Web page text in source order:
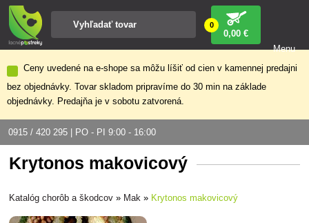
Ceny uvedené na e-shope sa môžu líšiť od cien v kamennej predajni
bez objednávky. Tovar skladom pripravíme do 30 min na základe
objednávky. Predajňa je v sobotu zatvorená.
0915 / 420 295 | PO - PI 9:00 - 16:00
0
0,00 €
Menu
Krytonos makovicový
Katalóg chorôb a škodcov » Mak » Krytonos makovicový